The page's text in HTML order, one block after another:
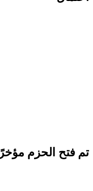
تم فتح الحزم مؤخرًا